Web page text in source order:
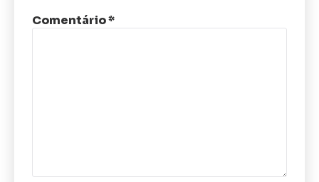
Comentário*